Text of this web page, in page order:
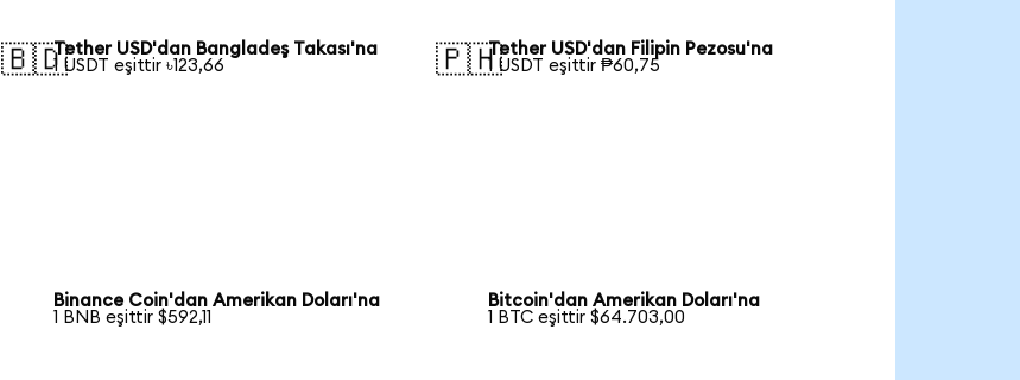
🇧🇩Tether USD'dan Bangladeş Takası'na
1 USDT eşittir ৳123,66
🇵🇭Tether USD'dan Filipin Pezosu'na
1 USDT eşittir ₱60,75
Binance Coin'dan Amerikan Doları'na
1 BNB eşittir $592,11
Bitcoin'dan Amerikan Doları'na
1 BTC eşittir $64.703,00